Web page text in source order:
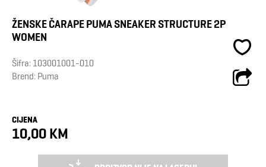
ŽENSKE ČARAPE PUMA SNEAKER STRUCTURE 2P
WOMEN
Šifra: 103001001-010
Brend: Puma
CIJENA
10,00 KM